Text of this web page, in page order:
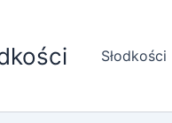
Słodkości